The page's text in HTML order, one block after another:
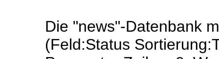
Die "news"-Datenbank
(Feld:Status